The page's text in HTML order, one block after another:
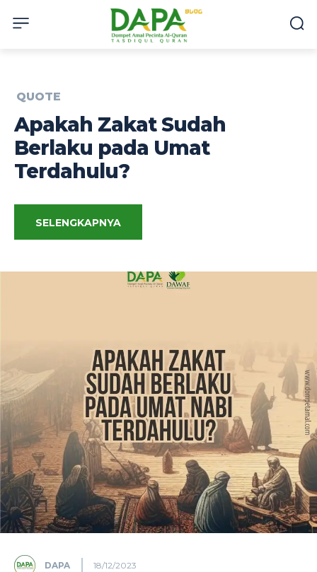
QUOTE
Apakah Zakat Sudah
Berlaku pada Umat
Terdahulu?
SELENGKAPNYA
DAPA 18/12/2023